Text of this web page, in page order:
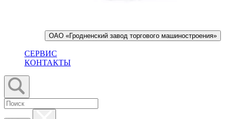
ОАО «Гродненский завод торгового машиностроения»
СЕРВИС
КОНТАКТЫ